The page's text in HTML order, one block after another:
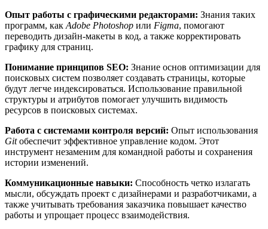
Опыт работы с графическими редакторами: Знания таких
программ, как Adobe Photoshop или Figma, помогают
переводить дизайн-макеты в код, а также корректировать
графику для страниц.
Понимание принципов SEO: Знание основ оптимизации для
поисковых систем позволяет создавать страницы, которые
будут легче индексироваться. Использование правильной
структуры и атрибутов помогает улучшить видимость
ресурсов в поисковых системах.
Работа с системами контроля версий: Опыт использования
Gitобеспечит эффективное управление кодом. Этот
инструмент незаменим для командной работы и сохранения
истории изменений.
Коммуникационные навыки: Способность четко излагать
мысли, обсуждать проект с дизайнерами и разработчиками, а
также учитывать требования заказчика повышает качество
работы и упрощает процесс взаимодействия.